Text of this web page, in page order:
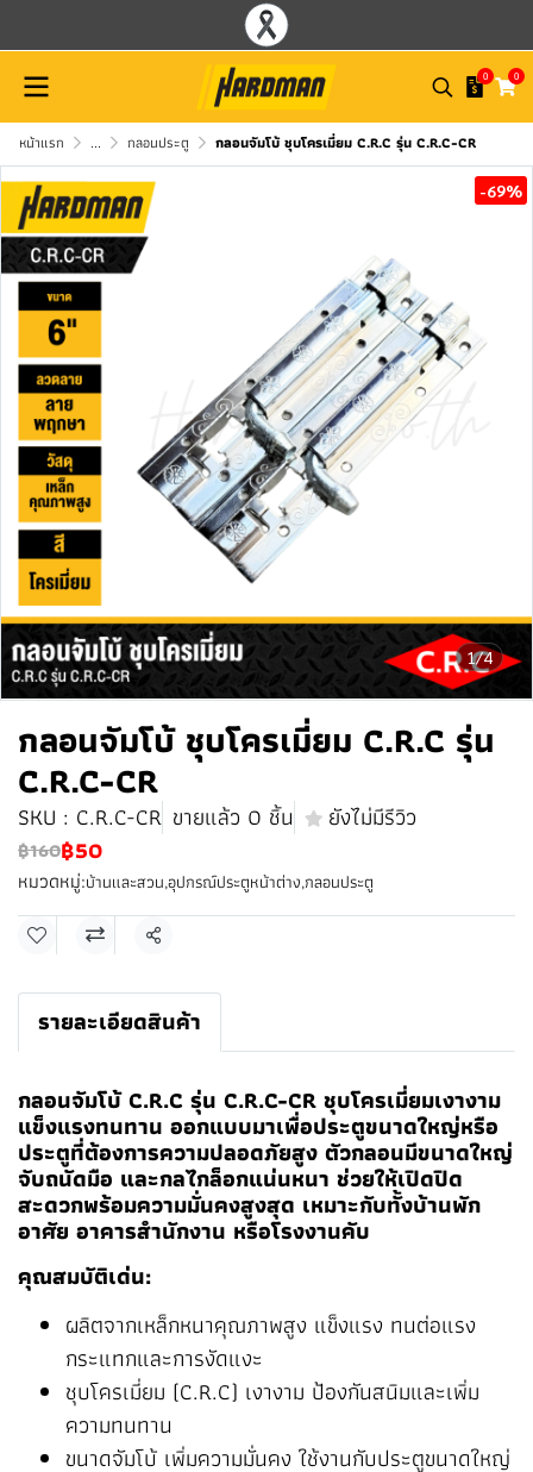
0 0
หน้าแรก ... กลอนประตู กลอนจัมโบ้ ชุบโครเมี่ยม C.R.C รุ่น C.R.C-CR
1/4
-69%
กลอนจัมโบ้ ชุบโครเมี่ยม C.R.C รุ่น
C.R.C-CR
SKU : C.R.C-CR ขายแล้ว 0 ชิ้น ยังไม่มีรีวิว
฿160฿50
หมวดหมู่:บ้านและสวน,อุปกรณ์ประตูหน้าต่าง,กลอนประตู
แชร์
รายละเอียดสินค้า
กลอนจัมโบ้ C.R.C รุ่น C.R.C-CR ชุบโครเมี่ยมเงางาม
แข็งแรงทนทาน ออกแบบมาเพื่อประตูขนาดใหญ่หรือ
ประตูที่ต้องการความปลอดภัยสูง ตัวกลอนมีขนาดใหญ่
จับถนัดมือ และกลไกล็อกแน่นหนา ช่วยให้เปิดปิด
สะดวกพร้อมความมั่นคงสูงสุด เหมาะกับทั้งบ้านพัก
อาศัย อาคารสำนักงาน หรือโรงงานคับ
คุณสมบัติเด่น:
ผลิตจากเหล็กหนาคุณภาพสูง แข็งแรง ทนต่อแรง
กระแทกและการงัดแงะ
ชุบโครเมี่ยม (C.R.C) เงางาม ป้องกันสนิมและเพิ่ม
ความทนทาน
ขนาดจัมโบ้ เพิ่มความมั่นคง ใช้งานกับประตูขนาดใหญ่